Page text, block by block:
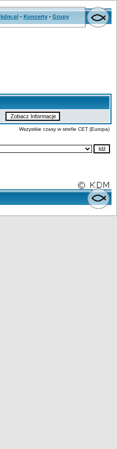
kdm.pl- Koncerty- Grupy
Wszystkie czasy w strefie CET (Europa)